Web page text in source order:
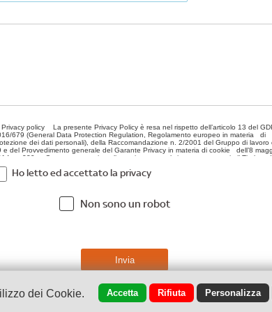
dei Cookie. Accetta Rifiuta Personalizza
Ho letto ed accettato la privacy
Non sono un robot
0965.590.593- info@oreman.it- Via Sbarre Sup. 57/B -